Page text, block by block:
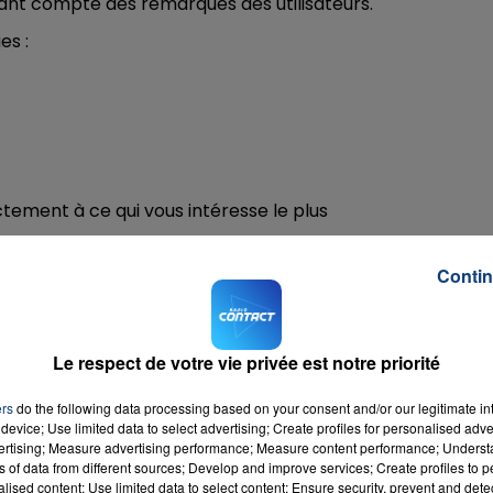
:
à ce qui vous intéresse le plus
pour marcher un peu, effectuer une belle randonnée,
la rubrique "Randonnées" vous trouverez alors les
le temps moyen et la difficulté, plus le descriptif
de marché. Vous voulez des produits frais, aller à la
les lieux, jours et heures des marchés de
les infos concernant tout ce qui se passe autour de
Le respect de votre vie privée est notre priorité
do the following data processing based on your consent and/or our legitimate
Use limited data to select advertising; Create profiles for personalised
Measure advertising performance; Measure content performance;
of data from different sources; Develop and improve services; Create profiles to
content; Use limited data to select content; Ensure security, prevent and